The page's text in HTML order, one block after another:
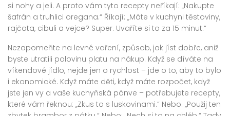
si nohy a jeli. A proto vám tyto recepty neříkají: „Nakupte
šafrán a truhlici oregana.“ Říkají: „Máte v kuchyni těstoviny,
rajčata, cibuli a vejce? Super. Uvaříte si to za 15 minut.“
Nezapomeňte na levné vaření, způsob, jak jíst dobře, aniž
byste utratili polovinu platu na nákup. Když se díváte na
víkendové jídlo, nejde jen o rychlost – jde o to, aby to bylo
i ekonomické. Když máte děti, když máte rozpočet, když
jste jen vy a vaše kuchyňská pánve – potřebujete recepty,
které vám řeknou: „Zkus to s luskovinami.“ Nebo: „Použij ten